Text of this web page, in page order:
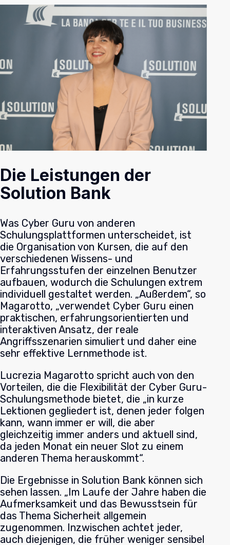
Die Leistungen der
Solution Bank
Was Cyber Guru von anderen
Schulungsplattformen unterscheidet, ist
die Organisation von Kursen, die auf den
verschiedenen Wissens- und
Erfahrungsstufen der einzelnen Benutzer
aufbauen, wodurch die Schulungen extrem
individuell gestaltet werden. „Außerdem“, so
Magarotto, „verwendet Cyber Guru einen
praktischen, erfahrungsorientierten und
interaktiven Ansatz, der reale
Angriffsszenarien simuliert und daher eine
sehr effektive Lernmethode ist.
Lucrezia Magarotto spricht auch von den
Vorteilen, die die Flexibilität der Cyber Guru-
Schulungsmethode bietet, die „in kurze
Lektionen gegliedert ist, denen jeder folgen
kann, wann immer er will, die aber
gleichzeitig immer anders und aktuell sind,
da jeden Monat ein neuer Slot zu einem
anderen Thema herauskommt“.
Die Ergebnisse in Solution Bank können sich
sehen lassen. „Im Laufe der Jahre haben die
Aufmerksamkeit und das Bewusstsein für
das Thema Sicherheit allgemein
zugenommen. Inzwischen achtet jeder,
auch diejenigen, die früher weniger sensibel